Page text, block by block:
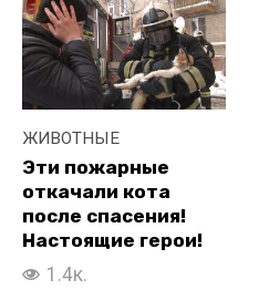
ЖИВОТНЫЕ
Эти пожарные
откачали кота
после спасения!
Настоящие герои!
1.4к.